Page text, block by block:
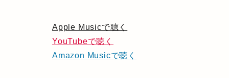
Apple Musicで聴く
YouTubeで聴く
Amazon Musicで聴く